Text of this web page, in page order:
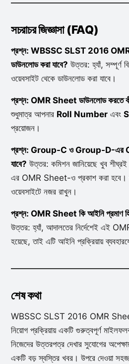
সচরাচর জিজ্ঞাসা (FAQ)
প্রশ্ন: WBSSC SLST 2016 OMR
ডাউনলোড করা যাবে? উত্তর: হ্যাঁ, সম্পূর্ণ
ওয়েবসাইট থেকে ডাউনলোড করা যাবে।
প্রশ্ন: OMR Sheet ডাউনলোড করতে
শুধুমাত্র আপনার Roll Numberএবং
প্রয়োজন।
প্রশ্ন: Group-C ও Group-D-এর
যাবে? উত্তর: কমিশন জানিয়েছে খুব
এর OMR Sheet-ও প্রকাশ করা হবে।
ওয়েবসাইটে নজর রাখুন।
প্রশ্ন: OMR Sheet কি আইনি প্রমাণ
উত্তর: হ্যাঁ, আদালতের নির্দেশেই এই
হয়েছে, তাই এটি আইনি প্রক্রিয়ায়
শেষ কথা
WBSSC SLST 2016 OMR Sheet
নিয়োগ প্রক্রিয়ায় একটি গুরুত্বপূর্ণ
নিজেদের উত্তরপত্র দেখার সুযোগের
একটি বড় স্বস্তির খবর। উপরে দেওয়া